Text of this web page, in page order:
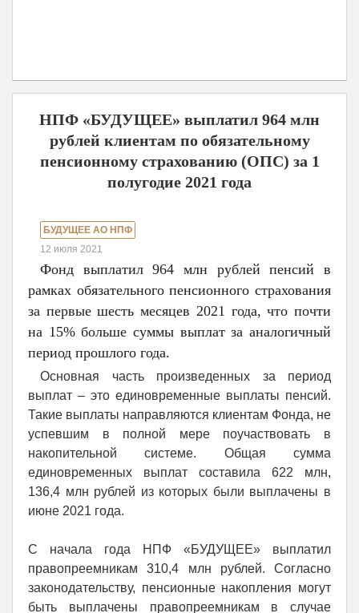
НПФ «БУДУЩЕЕ» выплатил 964 млн
рублей клиентам по обязательному
пенсионному страхованию (ОПС) за 1
полугодие 2021 года
БУДУЩЕЕ АО НПФ
12 июля 2021
Фонд выплатил 964 млн рублей пенсий в
рамках обязательного пенсионного страхования
за первые шесть месяцев 2021 года, что почти
на 15% больше суммы выплат за аналогичный
период прошлого года.
Основная часть произведенных за период
выплат – это единовременные выплаты пенсий.
Такие выплаты направляются клиентам Фонда, не
успевшим в полной мере поучаствовать в
накопительной системе. Общая сумма
единовременных выплат составила 622 млн,
136,4 млн рублей из которых были выплачены в
июне 2021 года.
С начала года НПФ «БУДУЩЕЕ» выплатил
правопреемникам 310,4 млн рублей. Согласно
законодательству, пенсионные накопления могут
быть выплачены правопреемникам в случае